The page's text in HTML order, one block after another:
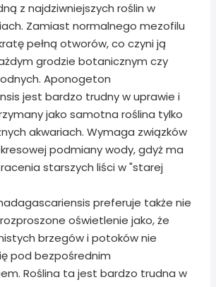
z najdziwniejszych roślin w
Zamiast normalnego mezofilu
pełną otworów, co czyni ją
grodzie botanicznym czy
Aponogeton
jest bardzo trudny w uprawie i
jako samotna roślina tylko
akwariach. Wymaga związków
podmiany wody, gdyż ma
starszych liści w "starej
preferuje także nie
oświetlenie jako, że
brzegów i potoków nie
pod bezpośrednim
Roślina ta jest bardzo trudna w